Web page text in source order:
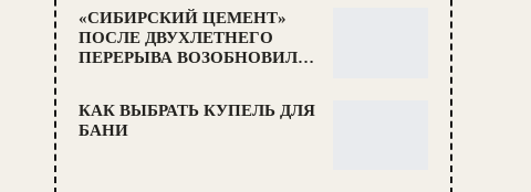
«СИБИРСКИЙ ЦЕМЕНТ»
ПОСЛЕ ДВУХЛЕТНЕГО
ПЕРЕРЫВА ВОЗОБНОВИЛ…
КАК ВЫБРАТЬ КУПЕЛЬ ДЛЯ
БАНИ